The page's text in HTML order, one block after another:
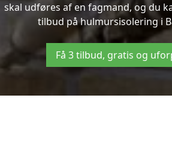
skal udføres af en fagmand, og du
tilbud på hulmursisolering i
Få 3 tilbud, gratis og